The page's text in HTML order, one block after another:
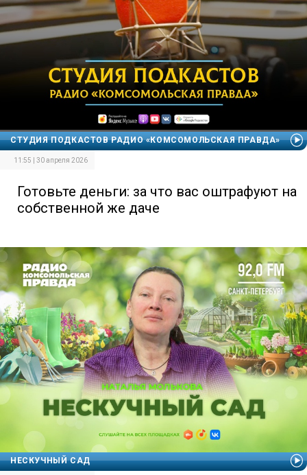
СТУДИЯ ПОДКАСТОВ РАДИО «КОМСОМОЛЬСКАЯ ПРАВДА»
11:55 | 30 апреля 2026
Готовьте деньги: за что вас оштрафуют на
собственной же даче
НЕСКУЧНЫЙ САД